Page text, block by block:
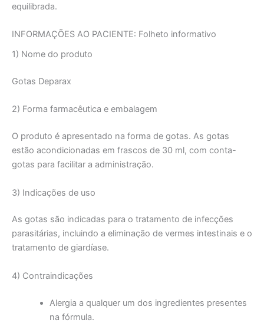
equilibrada.
INFORMAÇÕES AO PACIENTE: Folheto informativo
1) Nome do produto
Gotas Deparax
2) Forma farmacêutica e embalagem
O produto é apresentado na forma de gotas. As gotas
estão acondicionadas em frascos de 30 ml, com conta-
gotas para facilitar a administração.
3) Indicações de uso
As gotas são indicadas para o tratamento de infecções
parasitárias, incluindo a eliminação de vermes intestinais e o
tratamento de giardíase.
4) Contraindicações
Alergia a qualquer um dos ingredientes presentes
na fórmula.